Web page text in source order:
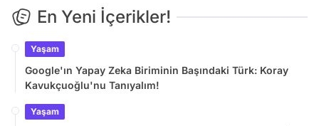
En Yeni İçerikler!
Yaşam
Google'ın Yapay Zeka Biriminin Başındaki Türk: Koray
Kavukçuoğlu'nu Tanıyalım!
Yaşam